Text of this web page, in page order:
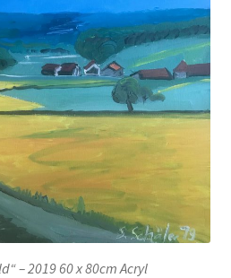
– 2019 60 x 80cm Acryl